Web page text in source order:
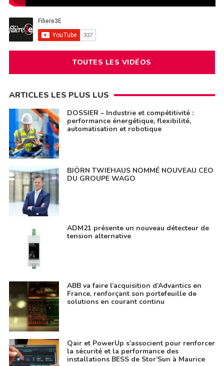
TOUTES LES VIDÉOS
ARTICLES LES PLUS LUS
DOSSIER – Industrie et compétitivité :
performance énergétique, flexibilité,
automatisation et robotique
BJÖRN TWIEHAUS NOMMÉ NOUVEAU CEO
DU GROUPE WAGO
ADM21 présente un nouveau détecteur de
tension alternative
ABB va faire l’acquisition d’Advantics en
France, renforçant son portefeuille de
solutions en courant continu
Qair et PowerUp s’associent pour renforcer
la sécurité et la performance des
installations BESS de Stor’Sun à Maurice